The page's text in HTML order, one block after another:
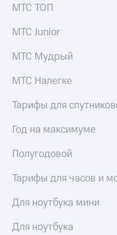
МТС ТОП
МТС Junior
МТС Мудрый
МТС Налегке
Тарифы для
Год на максимуме
Полугодовой
Тарифы для часов и
Для ноутбука мини
Для ноутбука